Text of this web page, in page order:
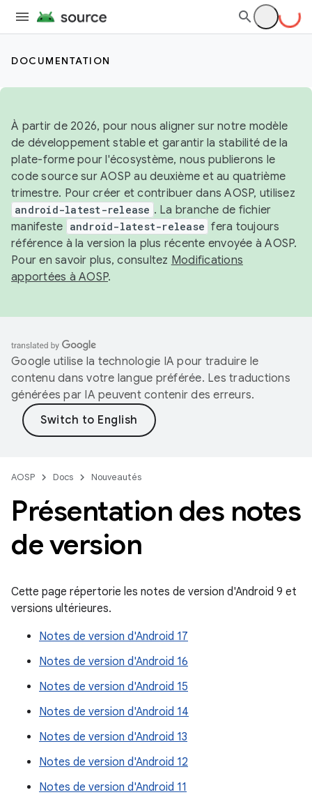
DOCUMENTATION
À partir de 2026, pour nous aligner sur notre modèle
de développement stable et garantir la stabilité de la
plate-forme pour l'écosystème, nous publierons le
code source sur AOSP au deuxième et au quatrième
trimestre. Pour créer et contribuer dans AOSP, utilisez
android-latest-release . La branche de fichier
manifeste android-latest-release fera toujours
référence à la version la plus récente envoyée à AOSP.
Pour en savoir plus, consultez Modifications
apportées à AOSP.
Google utilise la technologie IA pour traduire le
contenu dans votre langue préférée. Les traductions
générées par IA peuvent contenir des erreurs.
AOSP Docs Nouveautés
Présentation des notes
de version
Cette page répertorie les notes de version d'Android 9 et
versions ultérieures.
Notes de version d'Android 17
Notes de version d'Android 16
Notes de version d'Android 15
Notes de version d'Android 14
Notes de version d'Android 13
Notes de version d'Android 12
Notes de version d'Android 11